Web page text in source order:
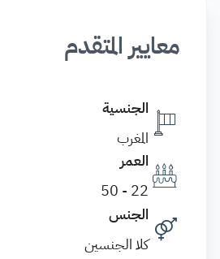
معايير المتقدم
الجنسية
المغرب
العمر
22 - 50
الجنس
كلا الجنسين